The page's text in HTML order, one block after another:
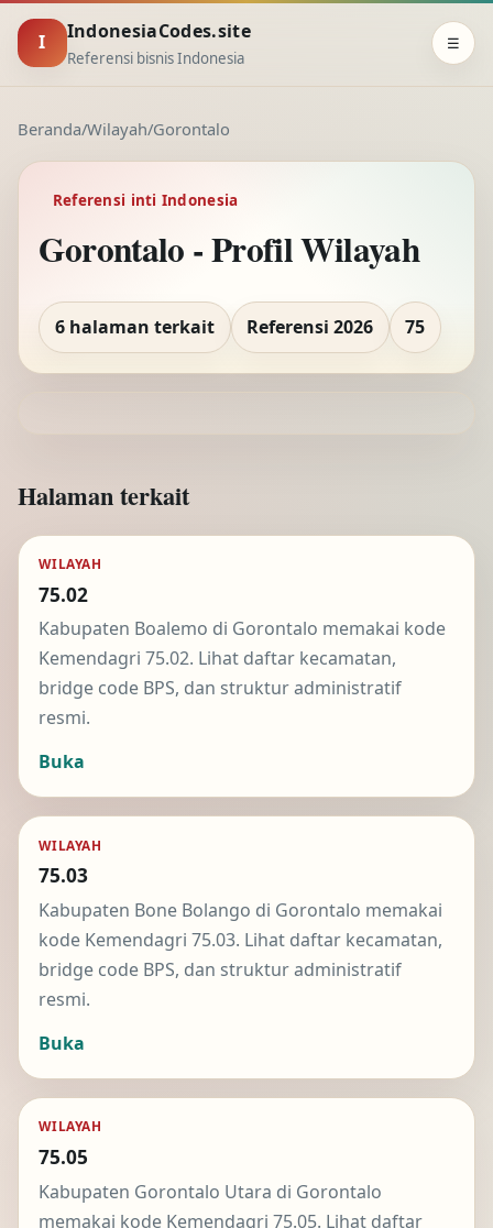
I IndonesiaCodes.site
Referensi bisnis Indonesia
☰
Beranda/Wilayah/Gorontalo
Referensi inti Indonesia
Gorontalo - Profil Wilayah
6 halaman terkait Referensi 2026 75
Halaman terkait
WILAYAH
75.02
Kabupaten Boalemo di Gorontalo memakai kode
Kemendagri 75.02. Lihat daftar kecamatan,
bridge code BPS, dan struktur administratif
resmi.
Buka
WILAYAH
75.03
Kabupaten Bone Bolango di Gorontalo memakai
kode Kemendagri 75.03. Lihat daftar kecamatan,
bridge code BPS, dan struktur administratif
resmi.
Buka
WILAYAH
75.05
Kabupaten Gorontalo Utara di Gorontalo
memakai kode Kemendagri 75.05. Lihat daftar